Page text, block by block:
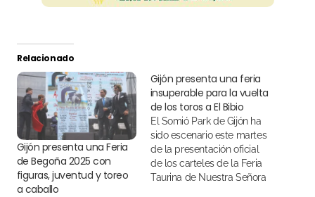
Relacionado
Gijón presenta una Feria
de Begoña 2025 con
figuras, juventud y toreo
a caballo
Gijón presenta una feria
insuperable para la vuelta
de los toros a El Bibio
El Somió Park de Gijón ha
sido escenario este martes
de la presentación oficial
de los carteles de la Feria
Taurina de Nuestra Señora